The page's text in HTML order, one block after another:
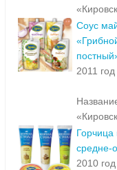
Соус
2011 год
Горчица
средне-
2010 год